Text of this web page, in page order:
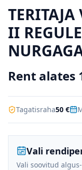
TERITAJA
II
Rent alates
Tagatisraha50 €
Vali
Vali soovitud